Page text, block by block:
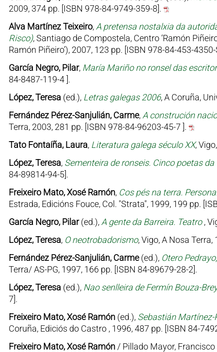
2009, 374 pp. [ISBN 978-84-9749-359-8].
Alva Martínez Teixeiro, A pretensa nostalxia da
Risco), Santiago de Compostela, Centro ‘Ramón
Ramón Piñeiro’), 2007, 123 pp. [ISBN 978-84-453-
García Negro, Pilar, María Mariño no ronsel das
84-8487-119-4 ].
López, Teresa (ed.), Letras galegas 2006, A Coruña,
Fernández Pérez-Sanjulián, Carme, A construción
Terra, 2003, 281 pp. [ISBN 978-84-96203-45-7 ].
Tato Fontaíña, Laura, Literatura galega século XX,
López, Teresa, Sementeira de ronseis. Cinco poetas
84-89814-94-5].
Freixeiro Mato, Xosé Ramón, Cos pés na terra.
Estrada, Edicións Fouce, Col. "Strata", 1999, 199 pp.
García Negro, Pilar(ed.), A gente da Barreira. Teatro,
López, Teresa, O neotrobadorismo, Vigo, A Nosa
Fernández Pérez-Sanjulián, Carme(ed.), Otero
Terra/ AS-PG, 1997, 166 pp. [ISBN 84-89679-28-2].
López, Teresa (ed.), Nao senlleira de Fermín Bouza-
7].
Freixeiro Mato, Xosé Ramón(ed.), Sebastián Martínez-
Coruña, Ediciós do Castro , 1996, 487 pp. [ISBN 84-
Freixeiro Mato, Xosé Ramón/ Pillado Mayor, Francisco